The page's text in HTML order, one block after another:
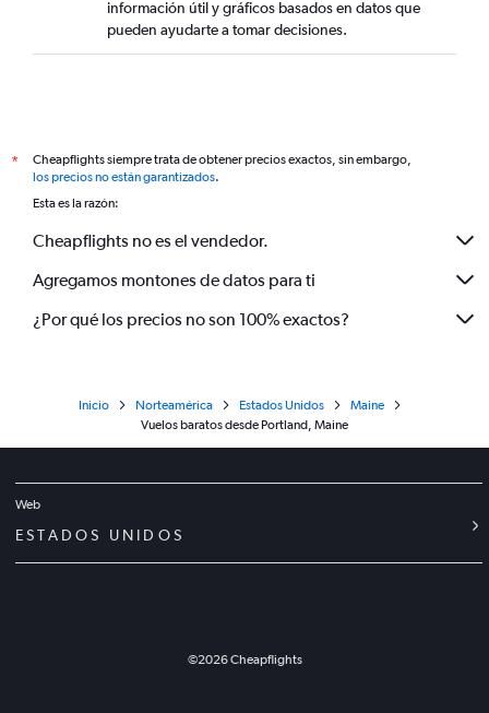
información útil y gráficos basados en datos que
pueden ayudarte a tomar decisiones.
*
Cheapflights siempre trata de obtener precios exactos, sin embargo,
los precios no están garantizados.
Esta es la razón:
Cheapflights no es el vendedor.
Agregamos montones de datos para ti
¿Por qué los precios no son 100% exactos?
Inicio Norteamérica Estados Unidos
Maine
Vuelos baratos desde Portland, Maine
Web
ESTADOS UNIDOS
©2026Cheapflights